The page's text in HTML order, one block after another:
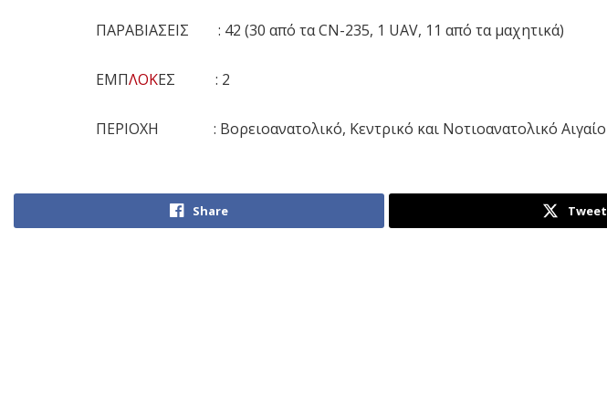
ΠΑΡΑΒΙΑΣΕΙΣ : 42 (30 από τα CN-235, 1 UAV, 11 από τα μαχητικά)
ΕΜΠΛΟΚΕΣ : 2
ΠΕΡΙΟΧΗ : Βορειοανατολικό, Κεντρικό και Νοτιοανατολικό Αιγαίο
Share Tweet